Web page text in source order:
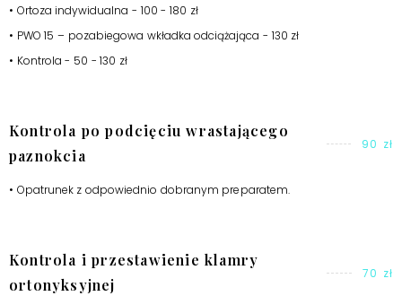
• Ortoza indywidualna - 100 - 180 zł
• PWO 15 – pozabiegowa wkładka odciążająca - 130 zł
• Kontrola - 50 - 130 zł
Kontrola po podcięciu wrastającego
paznokcia
90 zł
• Opatrunek z odpowiednio dobranym preparatem.
Kontrola i przestawienie klamry
ortonyksyjnej
70 zł